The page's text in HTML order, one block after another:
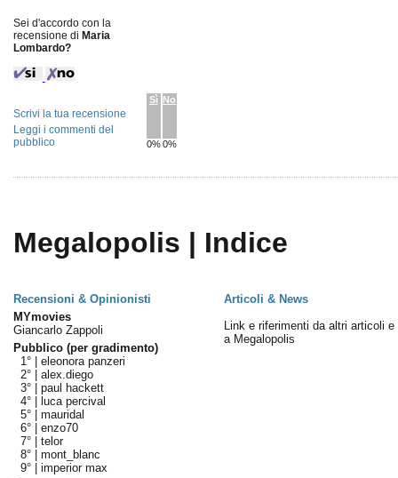
Sei d'accordo con la
recensione di Maria
Lombardo?
Sì
0%
No
0%
Scrivi la tua recensione
Leggi i commenti del
pubblico
Megalopolis | Indice
Recensioni & Opinionisti
Articoli & News
MYmovies
Giancarlo Zappoli
Pubblico (per gradimento)
1° | eleonora panzeri
2° | alex.diego
3° | paul hackett
4° |
luca percival
5° | mauridal
6° | enzo70
7° | telor
8° | mont_blanc
9° | imperior max
Link e riferimenti da altri articoli e
a Megalopolis